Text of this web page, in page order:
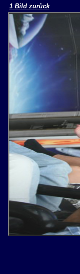
1 Bild zurück